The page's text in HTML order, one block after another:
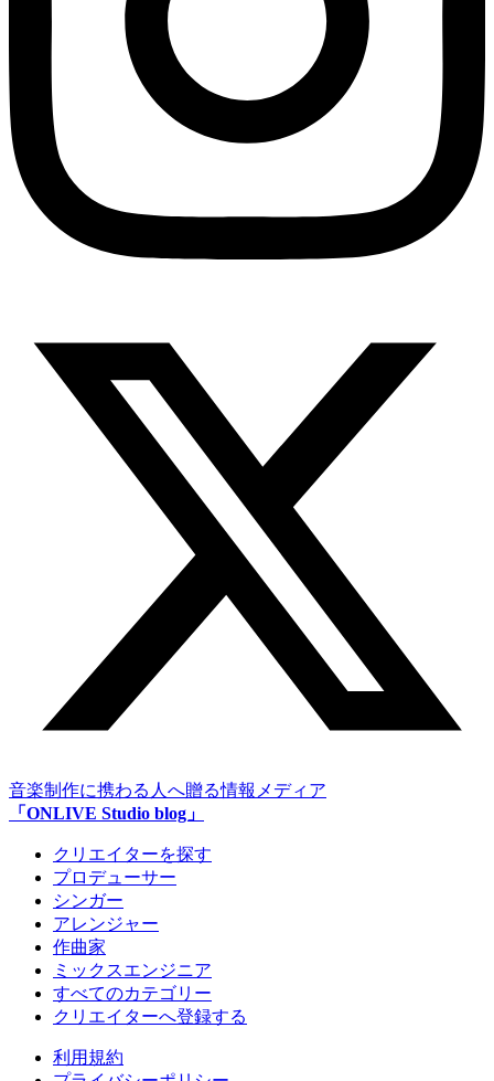
音楽制作に携わる人へ贈る情報メディア
「ONLIVE Studio blog」
クリエイターを探す
プロデューサー
シンガー
アレンジャー
作曲家
ミックスエンジニア
すべてのカテゴリー
クリエイターへ登録する
利用規約